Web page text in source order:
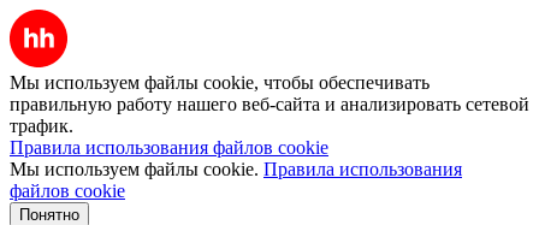
Мы используем файлы cookie, чтобы обеспечивать
правильную работу нашего веб-сайта и анализировать сетевой
трафик.
Правила использования файлов cookie
Мы используем файлы cookie. Правила использования
файлов cookie
Понятно